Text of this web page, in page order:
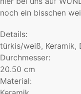
noch ein bisschen
Details:
türkis/weiß, Keramik,
Durchmesser:
20.50 cm
Material: